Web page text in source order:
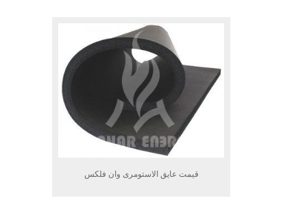
قیمت عایق الاستومری وان فلکس